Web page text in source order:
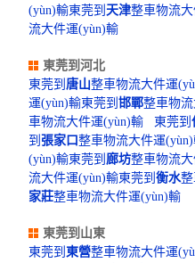
(yùn)輸東莞到 天津整車物流
流大件運(yùn)輸
東莞到河北
東莞到 唐山整車物流大件運
運(yùn)輸東莞到邯鄲整車物
車物流大件運(yùn)輸
東莞到
到 張家口整車物流大件運
(yùn)輸東莞到廊坊整車物流
流大件運(yùn)輸東莞到衡水
家莊整車物流大件運(yùn)輸
東莞到山東
東莞到 東營整車物流大件運